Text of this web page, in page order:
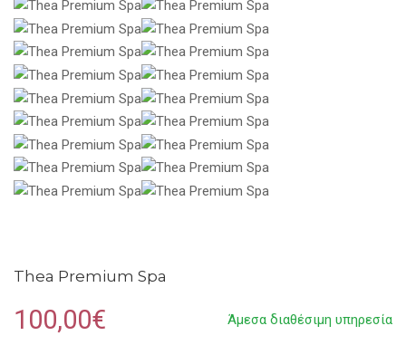
Thea Premium Spa
100,00€ Άμεσα διαθέσιμη υπηρεσία